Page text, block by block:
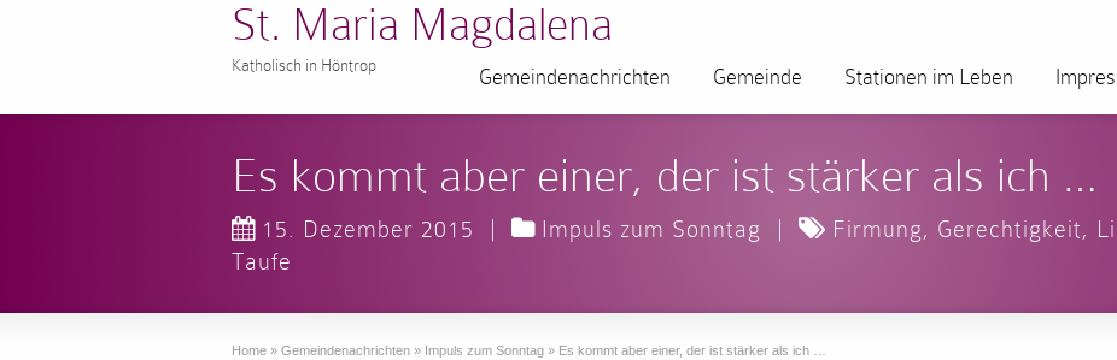
St. Maria Magdalena
Katholisch in Höntrop Gemeindenachrichten Gemeinde Stationen im Leben
Es kommt aber einer, der ist stärker als ich …
15. Dezember 2015 | Impuls zum Sonntag | Firmung, Gerechtigkeit,
Taufe
Home » Gemeindenachrichten » Impuls zum Sonntag » Es kommt aber einer, der ist stärker als ich …